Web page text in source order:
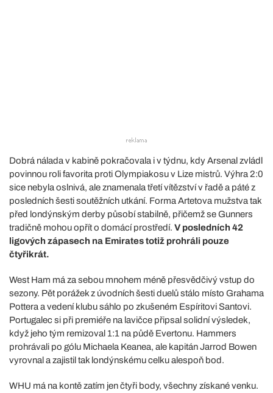
Dobrá nálada v kabině pokračovala i v týdnu, kdy Arsenal zvládl
povinnou roli favorita proti Olympiakosu v Lize mistrů. Výhra 2:0
sice nebyla oslnivá, ale znamenala třetí vítězství v řadě a páté z
posledních šesti soutěžních utkání. Forma Artetova mužstva tak
před londýnským derby působí stabilně, přičemž se Gunners
tradičně mohou opřít o domácí prostředí. V posledních 42
ligových zápasech na Emirates totiž prohráli pouze
čtyřikrát.
West Ham má za sebou mnohem méně přesvědčivý vstup do
sezony. Pět porážek z úvodních šesti duelů stálo místo Grahama
Pottera a vedení klubu sáhlo po zkušeném Espíritovi Santovi.
Portugalec si při premiéře na lavičce připsal solidní výsledek,
když jeho tým remizoval 1:1 na půdě Evertonu. Hammers
prohrávali po gólu Michaela Keanea, ale kapitán Jarrod Bowen
vyrovnal a zajistil tak londýnskému celku alespoň bod.
WHU má na kontě zatím jen čtyři body, všechny získané venku.